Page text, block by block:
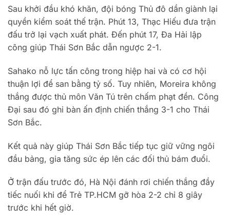
Sau khởi đầu khó khăn, đội bóng Thủ đô dần giành lại
quyền kiểm soát thế trận. Phút 13, Thạc Hiếu đưa trận
đấu trở lại vạch xuất phát. Đến phút 17, Đa Hải lập
công giúp Thái Sơn Bắc dẫn ngược 2-1.
Sahako nỗ lực tấn công trong hiệp hai và có cơ hội
thuận lợi để san bằng tỷ số. Tuy nhiên, Moreira không
thắng được thủ môn Văn Tú trên chấm phạt đền. Công
Đại sau đó ghi bàn ấn định chiến thắng 3-1 cho Thái
Sơn Bắc.
Kết quả này giúp Thái Sơn Bắc tiếp tục giữ vững ngôi
đầu bảng, gia tăng sức ép lên các đối thủ bám đuổi.
Ở trận đấu trước đó, Hà Nội đánh rơi chiến thắng đầy
tiếc nuối khi để Trẻ TP.HCM gỡ hòa 2-2 chỉ 8 giây
trước khi hết giờ.